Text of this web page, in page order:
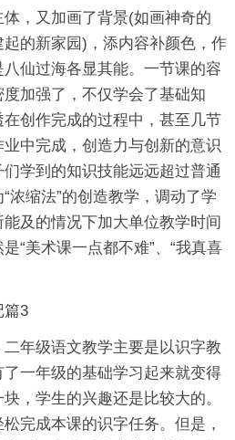
，又加画了背景(如画神奇的
的新家园)，添内容补颜色，作
仙过海各显其能。一节课的容
加强了，不仅学会了基础知
创作完成的过程中，甚至几节
中完成，创造力与创新的意识
学到的知识技能远远超过普通
浓缩法”的创造教学，调动了学
及的情况下加大单位教学时间
“美术课一点都不难”、“我真喜
篇3
年级语文教学主要是以识字教
一年级的基础学习起来就变得
，学生的兴趣还是比较大的。
完成本课的识字任务。但是，